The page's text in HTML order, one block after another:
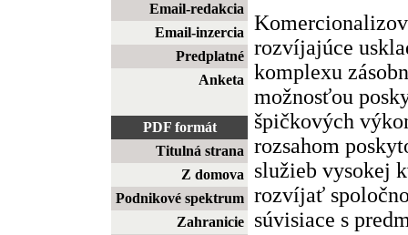
Email-redakcia
Email-inzercia
Predplatné
Anketa
PDF formát
Titulná strana
Z domova
Podnikové spektrum
Zahranicie
rozvíjajúce
komplexu
možnosťou
špičkových
rozsahom
služieb vysokej
rozvíjať
súvisiace s